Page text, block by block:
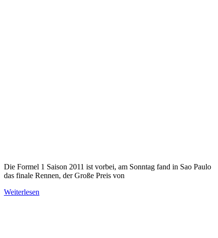
Die Formel 1 Saison 2011 ist vorbei, am Sonntag fand in Sao Paulo
das finale Rennen, der Große Preis von
Weiterlesen